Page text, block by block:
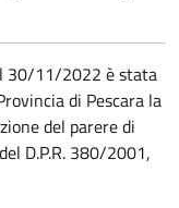
30/11/2022 è stata
di Pescara la
del parere di
D.P.R. 380/2001,